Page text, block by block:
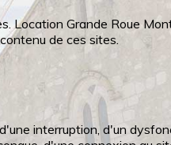
Location Grande Roue
de ces sites.
interruption, d'un